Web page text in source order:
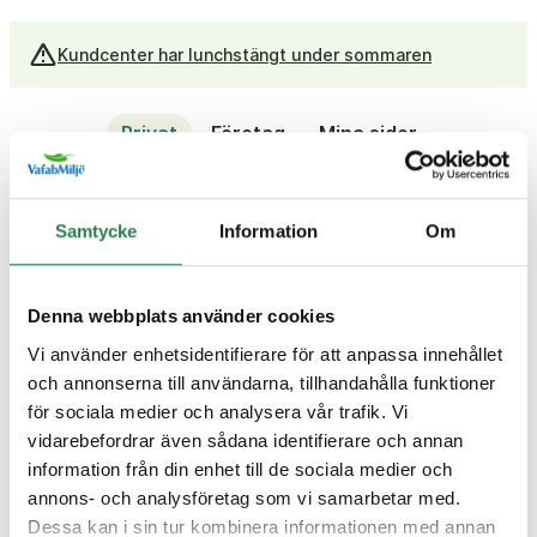
Samtycke Information Om
Denna webbplats använder cookies
Vi använder enhetsidentifierare för att anpassa innehållet
och annonserna till användarna, tillhandahålla funktioner
för sociala medier och analysera vår trafik. Vi
vidarebefordrar även sådana identifierare och annan
information från din enhet till de sociala medier och
annons- och analysföretag som vi samarbetar med.
Dessa kan i sin tur kombinera informationen med annan
Kundcenter har lunchstängt under sommaren
Privat Företag Mina sidor
Sök
Avfall A-ÖPå återbruketPå återvinningsstation
{{KEY}}